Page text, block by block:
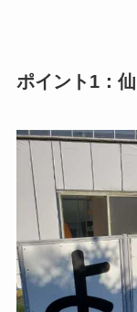
ポイント1：